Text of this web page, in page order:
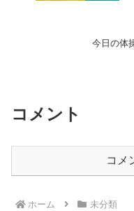
今日の体
コメント
コメ
ホーム 未分類